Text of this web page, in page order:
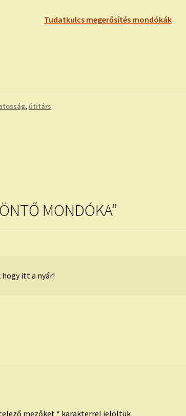
Tudatkulcs megerősítés mondókák
, útitárs
MONDÓKA”
itt a nyár!
mezőket * karakterrel jelöltük